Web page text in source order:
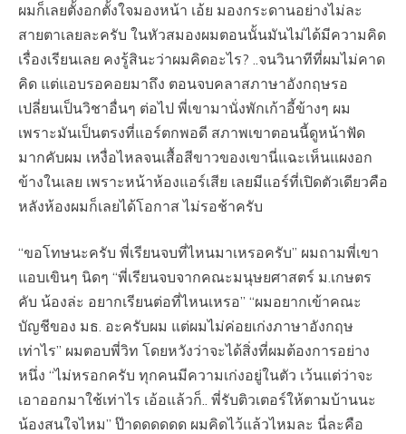
ผมก็เลยตั้งอกตั้งใจมองหน้า เอ้ย มองกระดานอย่างไม่ละ
สายตาเลยละครับ ในหัวสมองผมตอนนั้นมันไม่ได้มีความคิด
เรื่องเรียนเลย คงรู้สินะว่าผมคิดอะไร? ..จนวินาทีที่ผมไม่คาด
คิด แต่แอบรอคอยมาถึง ตอนจบคลาสภาษาอังกฤษรอ
เปลี่ยนเป็นวิชาอื่นๆ ต่อไป พี่เขามานั่งพักเก้าอี้ข้างๆ ผม
เพราะมันเป็นตรงที่แอร์ตกพอดี สภาพเขาตอนนี้ดูหน้าฟัด
มากคับผม เหงื่อไหลจนเสื้อสีขาวของเขานี่แฉะเห็นแผงอก
ข้างในเลย เพราะหน้าห้องแอร์เสีย เลยมีแอร์ที่เปิดตัวเดียวคือ
หลังห้องผมก็เลยได้โอกาส ไม่รอช้าครับ
“ขอโทษนะครับ พี่เรียนจบที่ไหนมาเหรอครับ” ผมถามพี่เขา
แอบเขินๆ นิดๆ “พี่เรียนจบจากคณะมนุษยศาสตร์ ม.เกษตร
คับ น้องล่ะ อยากเรียนต่อที่ไหนเหรอ” “ผมอยากเข้าคณะ
บัญชีของ มธ. อะครับผม แต่ผมไม่ค่อยเก่งภาษาอังกฤษ
เท่าไร” ผมตอบพี่วิท โดยหวังว่าจะได้สิ่งที่ผมต้องการอย่าง
หนึ่ง “ไม่หรอกครับ ทุกคนมีความเก่งอยู่ในตัว เว้นแต่ว่าจะ
เอาออกมาใช้เท่าไร เอ้อแล้วก็.. พี่รับติวเตอร์ให้ตามบ้านนะ
น้องสนใจไหม” ป๊าดดดดดด ผมคิดไว้แล้วไหมละ นี่ละคือ